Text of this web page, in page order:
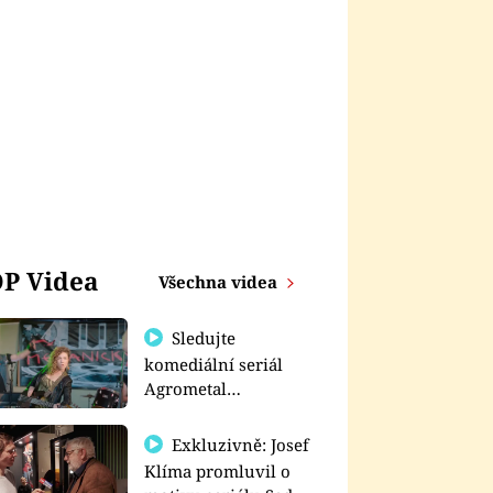
Videa Všechna videa
Sledujte
komediální seriál
Agrometal
prima+
Exkluzivně: Josef
Klíma promluvil o